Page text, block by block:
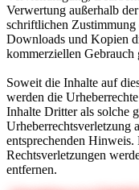
Verwertung außerhalb
schriftlichen
Downloads und Kopien
kommerziellen Gebrauch
Soweit die Inhalte auf
werden die
Inhalte Dritter als solche
Urheberrechtsverletzung
entsprechenden
Rechtsverletzungen
entfernen.